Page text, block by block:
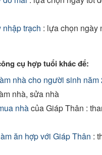
nhập trạch : lựa chọn ngày
cụ hợp tuổi khác để:
nhà cho người sinh năm
nhà, sửa nhà
nhàcủa Giáp Thân :
ăn hợp với Giáp Thân :